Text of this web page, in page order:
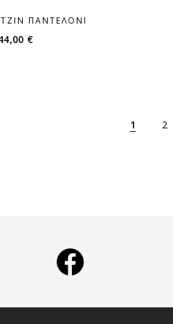
ΠΑΝΤΕΛΌΝΙ
€
1 2